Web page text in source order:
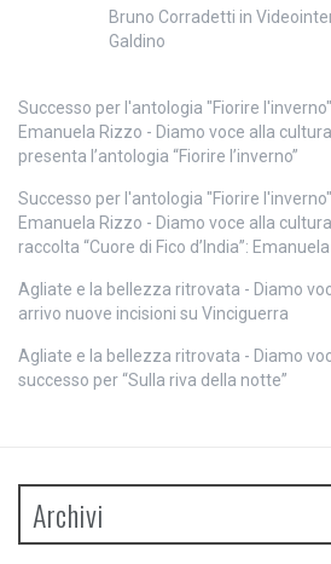
Bruno Corradetti in
Galdino
Successo per l'antologia "Fiorire
Emanuela Rizzo - Diamo voce alla cultura
presenta l’antologia “Fiorire l’inverno”
Successo per l'antologia "Fiorire
Emanuela Rizzo - Diamo voce alla cultura
raccolta “Cuore di Fico d’India”:
Agliate e la bellezza ritrovata - Diamo
arrivo nuove incisioni su Vinciguerra
Agliate e la bellezza ritrovata - Diamo
successo per “Sulla riva della notte”
Archivi